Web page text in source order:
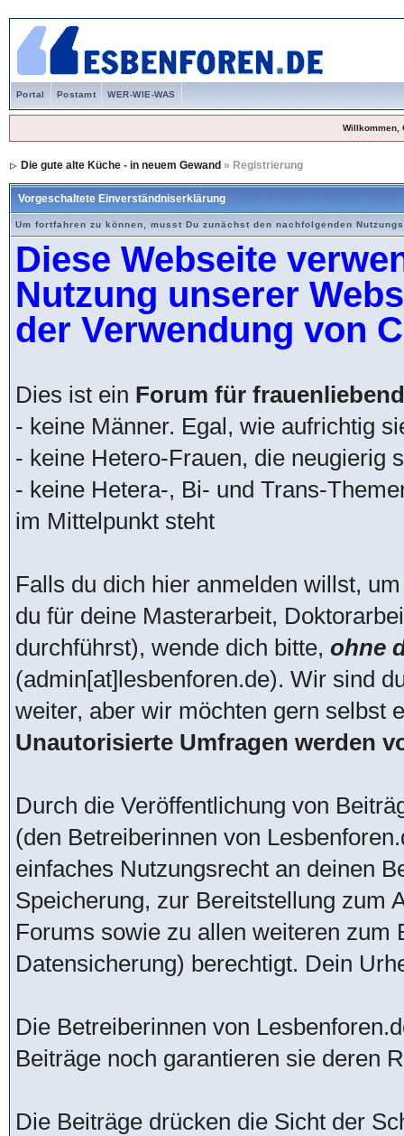
Portal Postamt WER-WIE-WAS
Willkommen,
Die gute alte Küche - in neuem Gewand » Registrierung
Vorgeschaltete Einverständniserklärung
Um fortfahren zu können, musst Du zunächst den nachfolgenden
Diese Webseite
Nutzung unserer
der Verwendung von
Dies ist ein Forum für
- keine Männer. Egal, wie aufrichtig
- keine Hetero-Frauen, die neugierig
- keine Hetera-, Bi- und Trans-
im Mittelpunkt steht
Falls du dich hier anmelden willst,
du für deine Masterarbeit,
durchführst), wende dich bitte, ohne
(admin[at]lesbenforen.de). Wir sind
weiter, aber wir möchten gern selbst
Unautorisierte Umfragen werden
Durch die Veröffentlichung von
(den Betreiberinnen von
einfaches Nutzungsrecht an deinen
Speicherung, zur Bereitstellung zum
Forums sowie zu allen weiteren zum
Datensicherung) berechtigt. Dein
Die Betreiberinnen von
Beiträge noch garantieren sie deren
Die Beiträge drücken die Sicht der